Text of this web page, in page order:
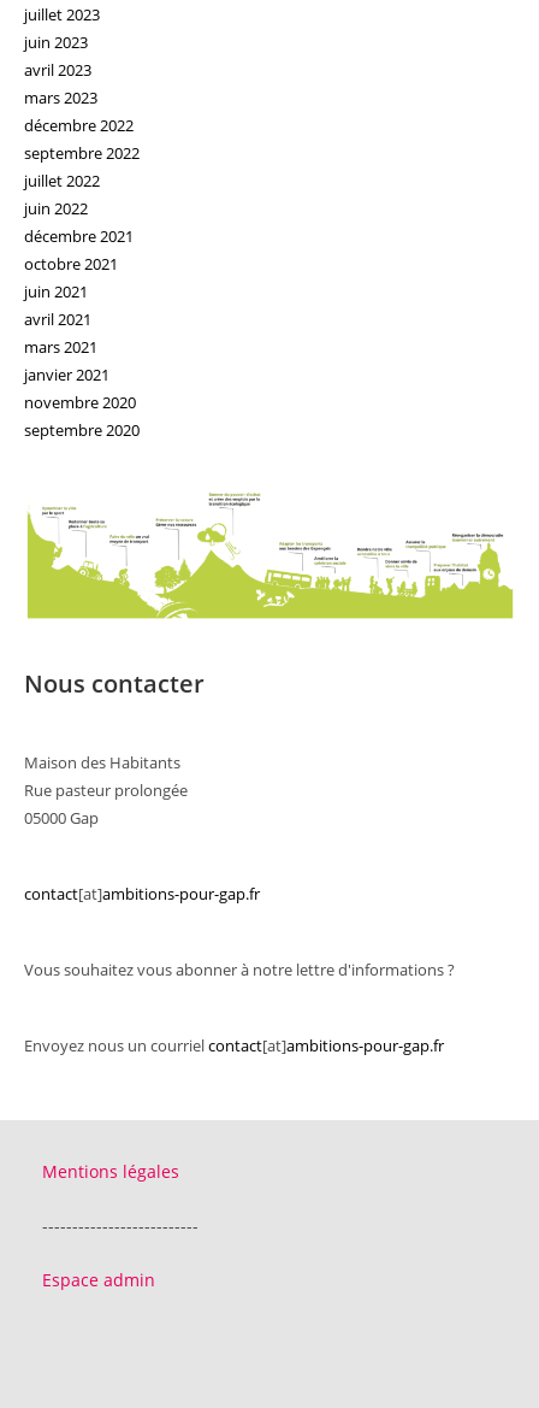
juillet 2023
juin 2023
avril 2023
mars 2023
décembre 2022
septembre 2022
juillet 2022
juin 2022
décembre 2021
octobre 2021
juin 2021
avril 2021
mars 2021
janvier 2021
novembre 2020
septembre 2020
Nous contacter
Maison des Habitants
Rue pasteur prolongée
05000 Gap
contact[at]ambitions-pour-gap.fr
Vous souhaitez vous abonner à notre lettre d'informations ?
Envoyez nous un courrielcontact[at]ambitions-pour-gap.fr
Mentions légales
--------------------------
Espace admin